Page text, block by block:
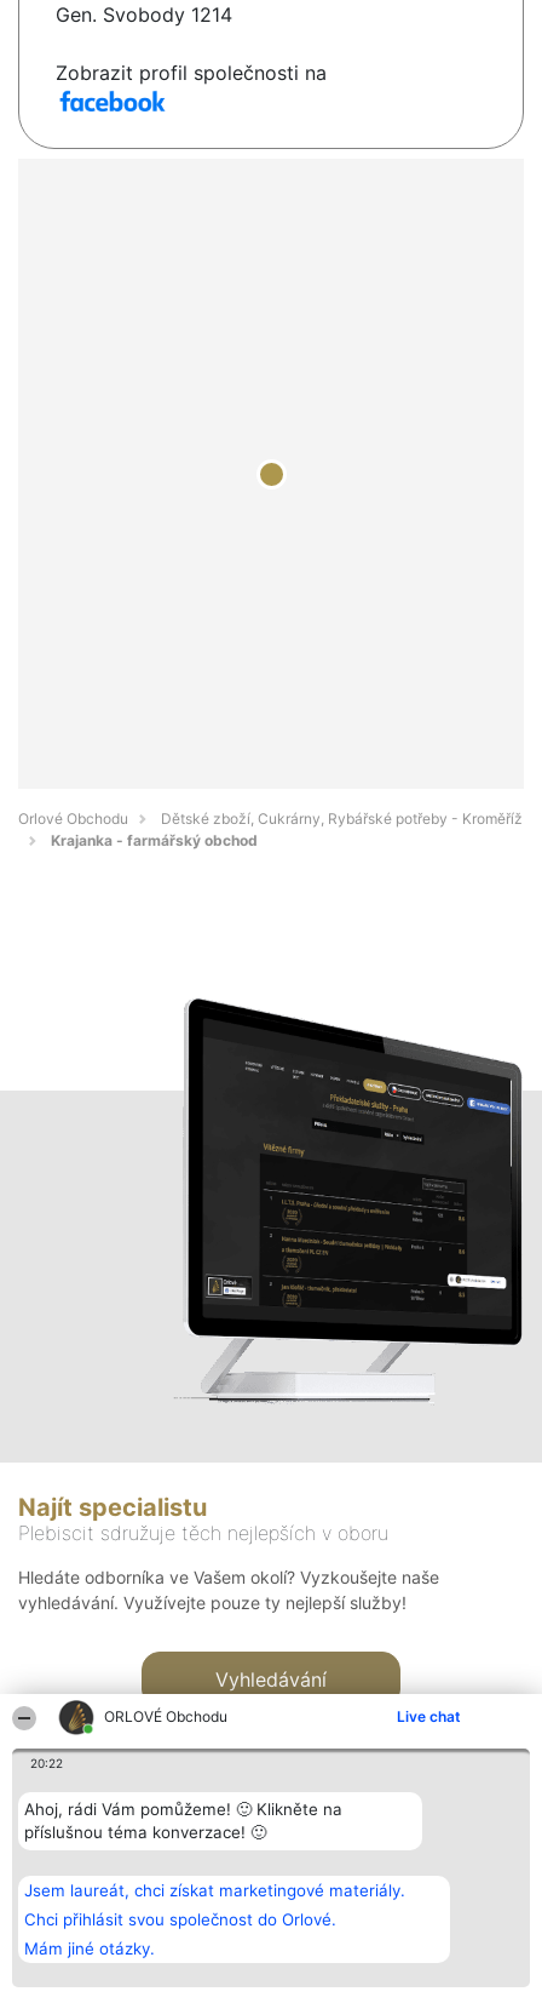
ORLOVÉ Obchodu Live chat
20:22
Ahoj, rádi Vám pomůžeme! 🙂 Klikněte na
příslušnou téma konverzace! 🙂
Jsem laureát, chci získat marketingové materiály.
Chci přihlásit svou společnost do Orlové.
Mám jiné otázky.
Gen. Svobody 1214
Zobrazit profil společnosti na
Orlové Obchodu
Dětské zboží, Cukrárny, Rybářské potřeby - Kroměříž
Krajanka - farmářský obchod
Najít specialistu
Plebiscit sdružuje těch nejlepších v oboru
Hledáte odborníka ve Vašem okolí? Vyzkoušejte naše
vyhledávání. Využívejte pouze ty nejlepší služby!
Vyhledávání
Bright Side Solutions sp. z o.
o. sp. k.
ul. Ruska 22
Wrocław 50-079
KRS 0000749100 | Regon
381313360 | NIP 8943132676
Vítězové
Seznam všech
laureátů
Zásady
Zásady
Kontakt